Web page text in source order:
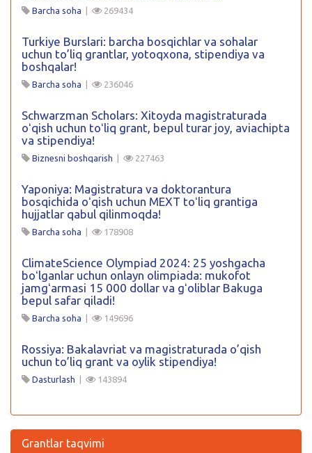
Barcha soha | 269434
Turkiye Burslari: barcha bosqichlar va sohalar
uchun to’liq grantlar, yotoqxona, stipendiya va
boshqalar!
Barcha soha | 236046
Schwarzman Scholars: Xitoyda magistraturada
oʻqish uchun toʻliq grant, bepul turar joy, aviachipta
va stipendiya!
Biznesni boshqarish | 227463
Yaponiya: Magistratura va doktorantura
bosqichida oʻqish uchun MEXT toʻliq grantiga
hujjatlar qabul qilinmoqda!
Barcha soha | 178908
ClimateScience Olympiad 2024: 25 yoshgacha
boʻlganlar uchun onlayn olimpiada: mukofot
jamgʻarmasi 15 000 dollar va gʻoliblar Bakuga
bepul safar qiladi!
Barcha soha | 149696
Rossiya: Bakalavriat va magistraturada o’qish
uchun to’liq grant va oylik stipendiya!
Dasturlash | 143894
Grantlar taqvimi